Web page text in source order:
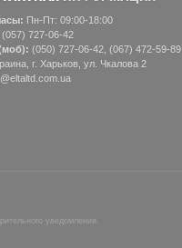
Пн-Пт: 09:00-18:00
(057) ‎727-06-42
(050) 727-06-42, (067) 472-59-89
г. Харьков, ул. Чкалова 2
уведомления.